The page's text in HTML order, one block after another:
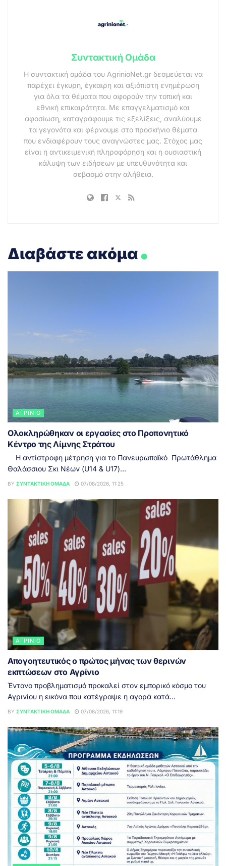
Συντακτική Ομάδα
Η συντακτική ομάδα του AgrinioNet.gr δεσμεύεται να
παρέχει έγκυρη, έγκαιρη και αξιόπιστη ενημέρωση
για όλα τα θέματα που αφορούν την τοπική και
εθνική επικαιρότητα. Με επαγγελματισμό και
αφοσίωση, καταγράφουμε τις εξελίξεις, αναλύουμε
τα γεγονότα και φέρνουμε στο προσκήνιο θέματα
που ενδιαφέρουν τους αναγνώστες μας. Στόχος μας
είναι η αντικειμενική πληροφόρηση και η ουσιαστική
κάλυψη των ειδήσεων με υπευθυνότητα και
σεβασμό στην αλήθεια.
Διαβάστε ακόμα.
ΑΓΡΊΝΙΟ
Ολοκληρώθηκαν οι εργασίες στο Προπονητικό
Κέντρο της Λίμνης Στράτου
Η αντίστροφη μέτρηση για το Πανευρωπαϊκό Πρωτάθλημα
Θαλάσσιου Σκι Νέων (U14 & U17)...
BY ΣΥΝΤΑΚΤΙΚΉ ΟΜΆΔΑ 07/08/2026, 11:25
ΑΓΡΊΝΙΟ
Απογοητευτικός ο πρώτος μήνας των θερινών
εκπτώσεων στο Αγρίνιο
Έντονο προβληματισμό προκαλεί στον εμπορικό κόσμο του
Αγρινίου η εικόνα που κατέγραψε η αγορά κατά...
BY ΣΥΝΤΑΚΤΙΚΉ ΟΜΆΔΑ 07/08/2026, 11:19